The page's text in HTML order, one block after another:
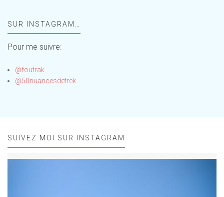
!SUR INSTAGRAM…
Pour me suivre:
@foutrak
@50nuancesdetrek
SUIVEZ MOI SUR INSTAGRAM